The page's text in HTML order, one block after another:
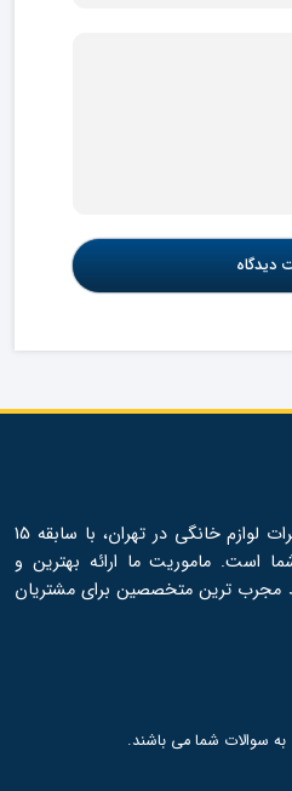
امداد آی.پی، نمایندگی مجاز تعمیرات لوازم خانگی در تهران، با سابقه 15
است. ماموریت ما ارائه بهترین و
مجرب ترین متخصصین برای مشتریان
به سوالات شما می باشند.